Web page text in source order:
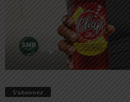
S’abonnez